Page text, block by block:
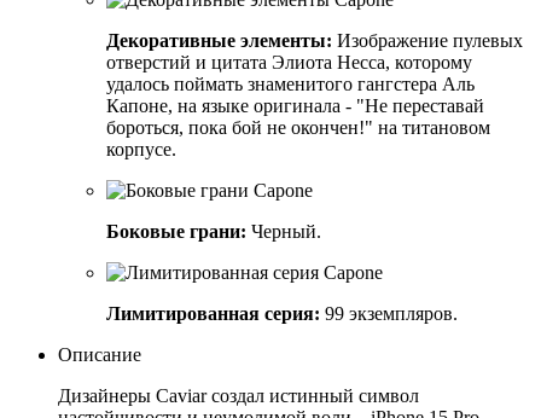
Декоративные элементы: Изображение пулевых
отверстий и цитата Элиота Несса, которому
удалось поймать знаменитого гангстера Аль
Капоне, на языке оригинала - "Не переставай
бороться, пока бой не окончен!" на титановом
корпусе.
Боковые грани: Черный.
Лимитированная серия: 99 экземпляров.
Описание
Дизайнеры Caviar создал истинный символ